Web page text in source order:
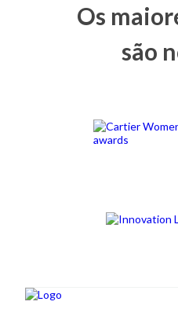
Os
são